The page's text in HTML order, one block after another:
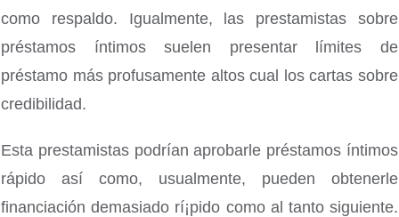
como respaldo. Igualmente, las prestamistas sobre
préstamos íntimos suelen presentar límites de
préstamo más profusamente altos cual los cartas sobre
credibilidad.
Esta prestamistas podrían aprobarle préstamos íntimos
rápido así­ como, usualmente, pueden obtenerle
financiación demasiado rí¡pido como al tanto siguiente.